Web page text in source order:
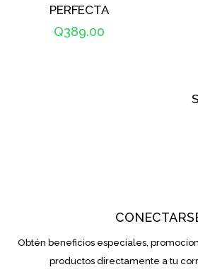
PERFECTA
Precio
Q389.00
SU
Obtén beneficios especiales,
productos directamente a tu